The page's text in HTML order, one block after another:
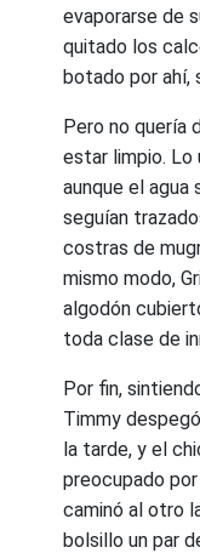
evaporarse de
quitado los
botado por ahí,
Pero no quería
estar limpio. Lo
aunque el agua
seguían
costras de
mismo modo,
algodón
toda clase de
Por fin,
Timmy
la tarde, y el
preocupado por
caminó al otro
bolsillo un par